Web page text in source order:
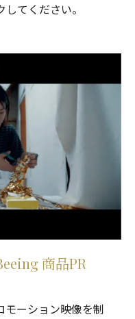
てください。
商品PR
モーション映像を制